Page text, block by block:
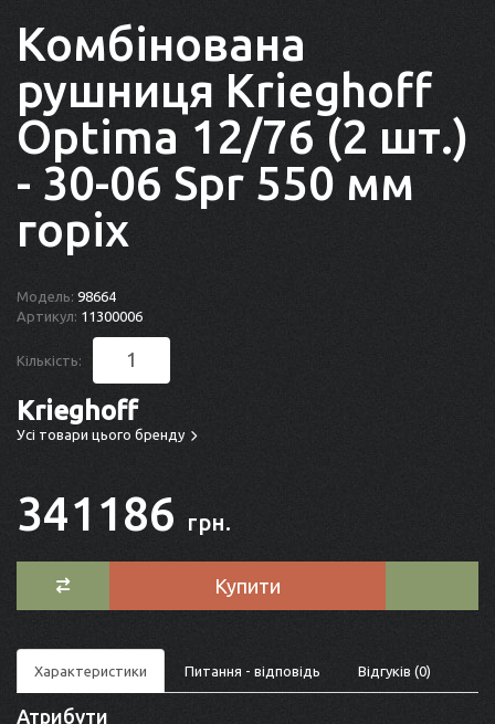
Комбінована
рушниця Krieghoff
Optima 12/76 (2 шт.)
- 30-06 Spr 550 мм
горіх
Модель: 98664
Артикул: 11300006
Кількість:
Krieghoff
Усі товари цього бренду
341186 грн.
Купити
Характеристики Питання - відповідь Відгуків (0)
Атрибути